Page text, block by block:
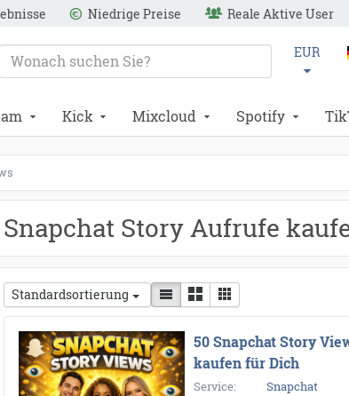
Niedrige Preise Reale Aktive User
EUR
Kick Mixcloud Spotify
Snapchat Story Aufrufe
Standardsortierung
50 Snapchat Story
kaufen für Dich
Service:
Snapchat